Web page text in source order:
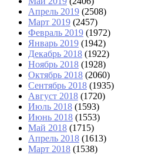
Апрель 2019 (2508)
Март 2019 (2457)
Февраль 2019 (1972)
Январь 2019 (1942)
Декабрь 2018 (1922)
Ноябрь 2018 (1928)
Октябрь 2018 (2060)
Сентябрь 2018 (1935)
Август 2018 (1720)
Июль 2018 (1593)
Июнь 2018 (1553)
Май 2018 (1715)
Апрель 2018 (1613)
Март 2018 (1538)